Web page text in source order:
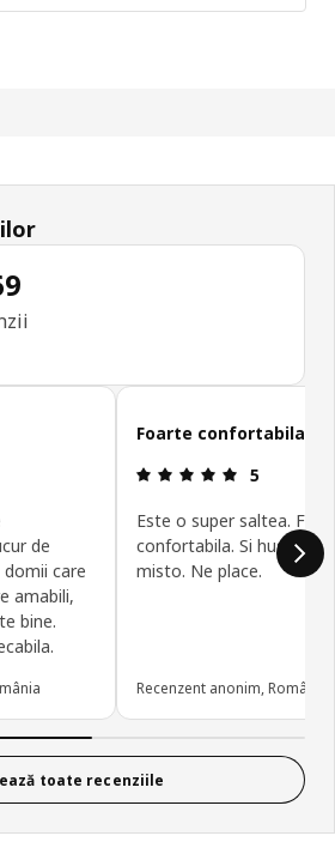
generală: 4 din 5 stele Total recenzii:
generală: 5 din 5 stele
de
care
amabili,
bine.
Foarte confortabila
5
Este o super saltea.
confortabila. Si husa se
misto. Ne place.
Recenzent anonim, România
toate recenziile